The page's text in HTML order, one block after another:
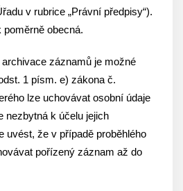
v rubrice „Právní předpisy“).
poměrně obecná.
záznamů je možné
1 písm. e) zákona č.
lze uchovávat osobní údaje
nezbytná k účelu jejich
uvést, že v případě proběhlého
pořízený záznam až do